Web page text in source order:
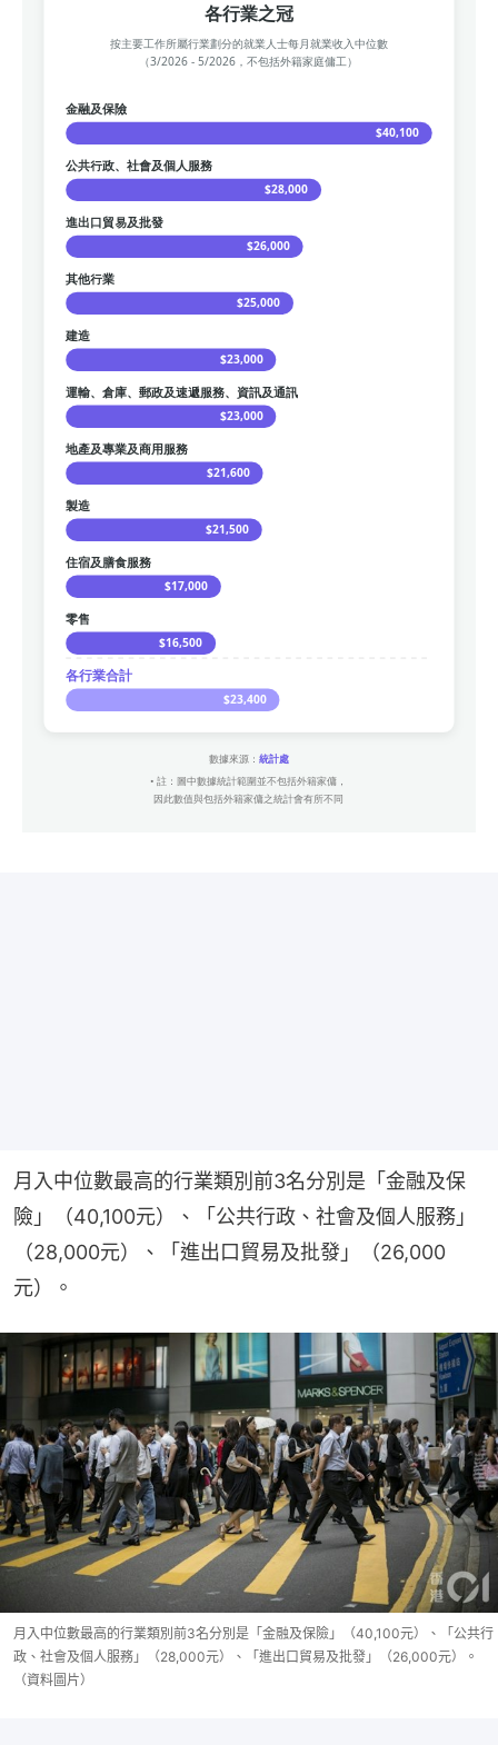
月入中位數最高的行業類別前3名分別是「金融及保
險」（40,100元）、「公共行政、社會及個人服務」
（28,000元）、「進出口貿易及批發」（26,000
元）。
月入中位數最高的行業類別前3名分別是「金融及保險」（40,100元）、「公共行
政、社會及個人服務」（28,000元）、「進出口貿易及批發」（26,000元）。
（資料圖片）